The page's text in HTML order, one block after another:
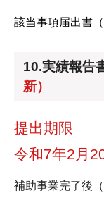
該当事項届出書
10.実績報告
新）
提出期限
令和7年2月
補助事業完了後